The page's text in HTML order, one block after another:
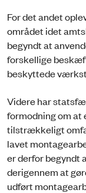
For det andet
området idet
begyndt at
forskellige
beskyttede
Videre har
formodning om at
tilstrækkeligt
lavet
er derfor begyndt
derigennem at
udført